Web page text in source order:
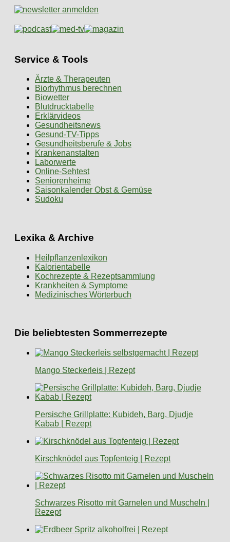
Service & Tools
Ärzte & Therapeuten
Biorhythmus berechnen
Biowetter
Blutdrucktabelle
Erklärvideos
Gesundheitsnews
Gesund-TV-Tipps
Gesundheitsberufe & Jobs
Krankenanstalten
Laborwerte
Online-Sehtest
Seniorenheime
Saisonkalender Obst & Gemüse
Sudoku
Lexika & Archive
Heilpflanzenlexikon
Kalorientabelle
Kochrezepte & Rezeptsammlung
Krankheiten & Symptome
Medizinisches Wörterbuch
Die beliebtesten Sommerrezepte
Mango Steckerleis | Rezept
Persische Grillplatte: Kubideh, Barg, Djudje
Kabab | Rezept
Kirschknödel aus Topfenteig | Rezept
Schwarzes Risotto mit Garnelen und Muscheln |
Rezept